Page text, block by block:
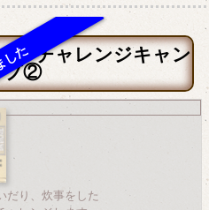
子♪チャレンジキャン
プ②
だり、炊事をした